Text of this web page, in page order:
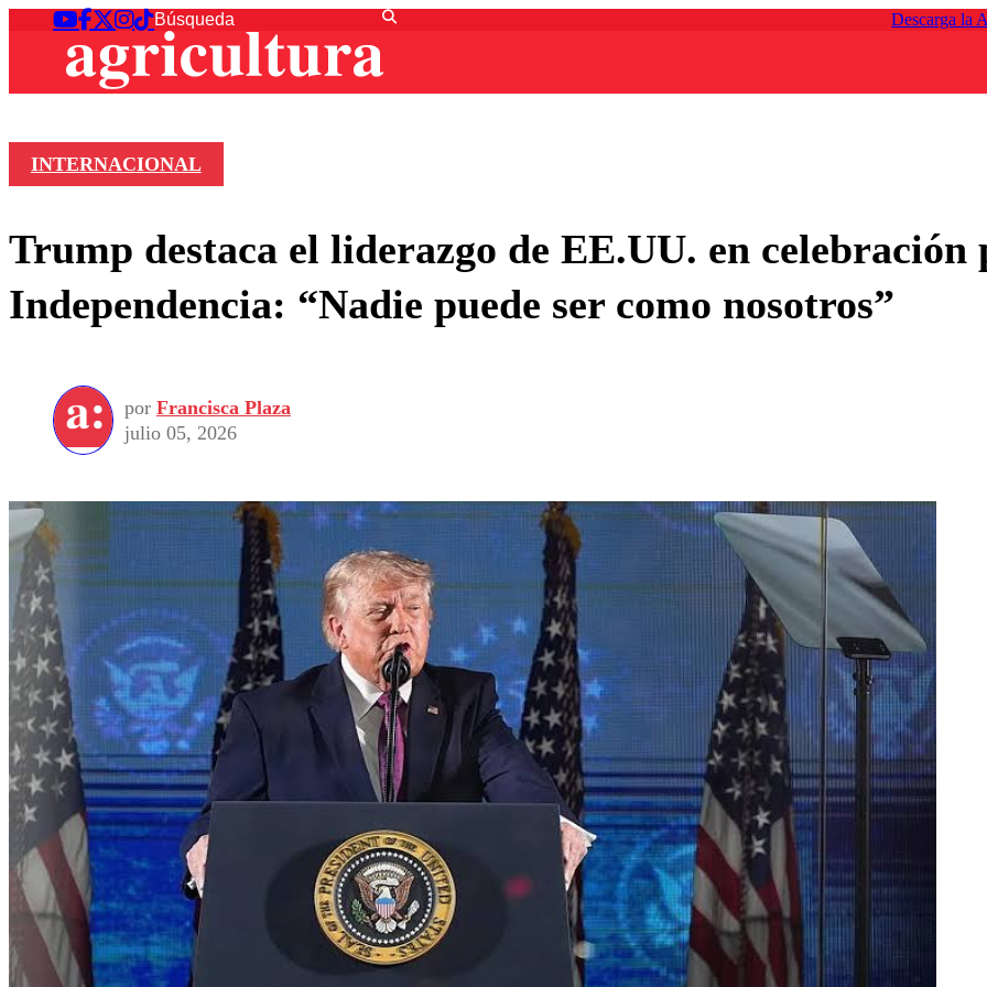
Descarga la
INTERNACIONAL
Trump destaca el liderazgo de EE.UU. en celebración
Independencia: “Nadie puede ser como nosotros”
por Francisca Plaza
julio 05, 2026